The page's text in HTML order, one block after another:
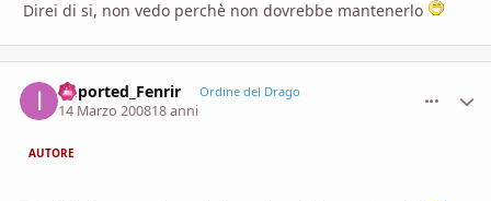
Direi di si, non vedo perchè non dovrebbe mantenerlo
imported_Fenrir Ordine del Drago
14 Marzo 200818 anni
AUTORE